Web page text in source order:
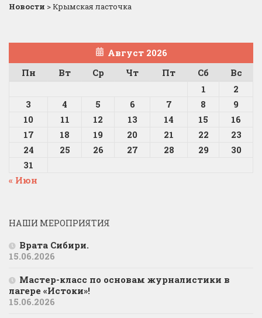
Новости >Крымская ласточка
Август 2026
Пн
Вт Ср Чт Пт Сб
Вс
1
2
3
4 5 6 7 8
9
10
11 12 13 14 15
16
17
18 19 20 21 22
23
24
25 26 27 28 29
30
31
« Июн
НАШИ МЕРОПРИЯТИЯ
Врата Сибири.
15.06.2026
Мастер-класс по основам журналистики в
лагере «Истоки»!
15.06.2026